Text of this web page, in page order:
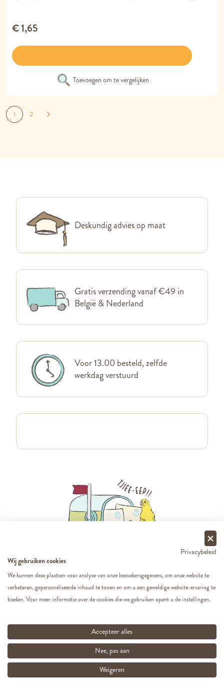
€ 1,65
Toevoegen om te vergelijken
PaginaJe lees momenteel pagina
1 Pagina
2
Deskundig advies op maat
Gratis verzending vanaf €49 in
België & Nederland
Voor 13.00 besteld, zelfde
werkdag verstuurd
Schrijf je in voor onze nieuwsbrief en
wees er altijd als de kippen bij!
Privacybeleid
Wij gebruiken cookies
We kunnen deze plaatsen voor analyse van onze bezoekersgegevens, om onze website te
verbeteren, gepersonaliseerde inhoud te tonen en om u een geweldige website-ervaring te
bieden. Voor meer informatie over de cookies die we gebruiken opent u de instellingen.
Accepteer alles
Nee, pas aan
Weigeren